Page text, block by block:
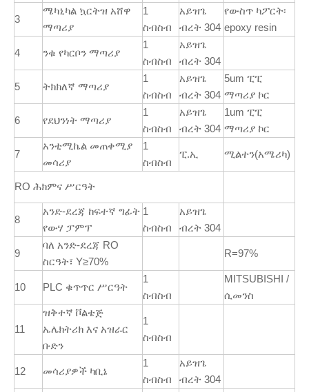
3
ሜካኒካል ኳርትዝ አሸዋ
ማጣሪያ
1
ስብስብ
አይዝጌ
ብረት 304
የውስጥ ካፖርት፡
epoxy resin
4 ንቁ የካርቦን ማጣሪያ
1
ስብስብ
አይዝጌ
ብረት 304
5 ትክክለኛ ማጣሪያ
1
ስብስብ
አይዝጌ
ብረት 304
5um ፒፒ
ማጣሪያ ኮር
6 የደህንነት ማጣሪያ
1
ስብስብ
አይዝጌ
ብረት 304
1um ፒፒ
ማጣሪያ ኮር
7
አንቲሚኬል መጠቀሚያ
መሳሪያ
1
ስብስብ
ፒ.ኢ ሚልተን(አሜሪካ)
RO ሕክምና ሥርዓት
8
አንድ-ደረጃ ከፍተኛ ግፊት
የውሃ ፓምፕ
1
ስብስብ
አይዝጌ
ብረት 304
9
ባለ አንድ-ደረጃ RO
ስርዓት፣ Y≥70%
R=97%
10 PLC ቁጥጥር ሥርዓት
1
ስብስብ
MITSUBISHI /
ሲመንስ
11
ዝቅተኛ ቮልቴጅ
ኤሌክትሪክ እና አዝራር
ቡድን
1
ስብስብ
12 መሳሪያዎች ካቢኔ
1
ስብስብ
አይዝጌ
ብረት 304